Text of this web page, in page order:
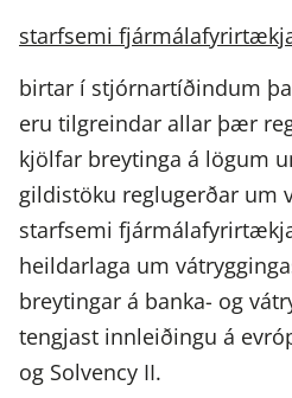
starfsemi
birtar í stjórnartíðindum
eru tilgreindar allar þær
kjölfar breytinga á lögum
gildistöku reglugerðar um
starfsemi
heildarlaga um
breytingar á banka- og
tengjast innleiðingu á
og Solvency II.